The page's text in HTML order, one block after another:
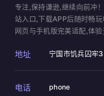
专注,保持谦逊,继续向前冲
站入口,下载APP后随时畅
网页与手机版完美适配,体验
地址 宁国市饥兵囚牢
电话 phone